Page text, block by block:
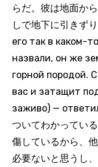
らだ。彼は地面か
しで地下に引きず
его так в каком-
назвали, он же
горной породой.
вас и затащит
заживо) —
ついてわかってい
傷しているから、
必要ないと思うし